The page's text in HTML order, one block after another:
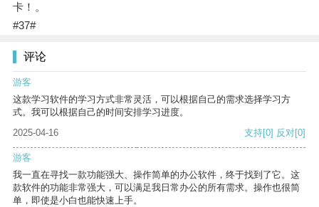
卡！。
#37#
评论
游客
这款学习软件的学习方式非常灵活，可以根据自己的需求选择学习方
式。我可以根据自己的时间安排学习进度。
2025-04-16
支持[0] 反对[0]
游客
我一直在寻找一款功能强大、操作简单的办公软件，终于找到了它。这
款软件的功能非常强大，可以满足我日常办公的所有需求。操作也很简
单，即使是小白也能快速上手。